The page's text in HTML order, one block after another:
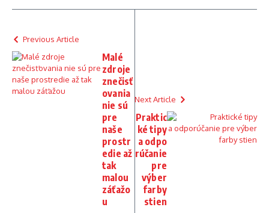
Previous Article
Malé
zdroje
znečisť
ovania
nie sú
pre
naše
prostr
edie až
tak
malou
záťažo
u
Next Article
Praktic
ké tipy
a odpo
rúčanie
pre
výber
farby
stien